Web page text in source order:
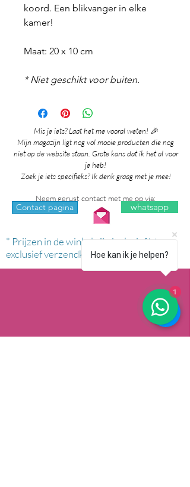
koord. Een blikvanger in elke
kamer!
Maat: 20 x 10 cm
* Niet geschikt voor buiten.
Mis je iets? Laat het me vooral weten! 🎉
Mijn magazijn ligt nog vol mooie producten die nog
niet op de website staan. Grote kans dat ik het al voor
je heb!
Zoek je iets specifieks? Ik denk graag met je mee!
Neem gerust contact met me op via:
Contact pagina whatsapp
* Prijzen in de winkel zijn inclusief btw en
exclusief verzendkosten.Hoe kan ik je helpen?
1